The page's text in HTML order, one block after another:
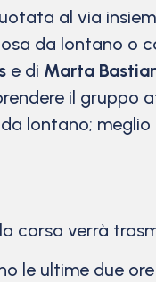
al via
da lontano o
e di Marta
il gruppo
lontano;
corsa verrà
le ultime due